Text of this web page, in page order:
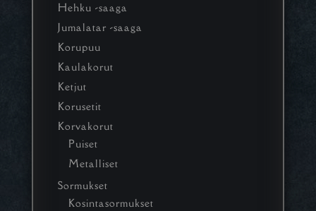
Hehku -saaga
Jumalatar -saaga
Korupuu
Kaulakorut
Ketjut
Korusetit
Korvakorut
Puiset
Metalliset
Sormukset
Kosintasormukset